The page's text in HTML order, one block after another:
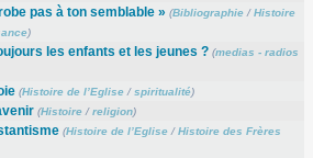
pas à ton semblable » (Bibliographie/Histoire
)
les enfants et les jeunes ? (medias - radios
(Histoire de l’Eglise/spiritualité)
(Histoire/religion)
(Histoire de l’Eglise/Histoire des Frères